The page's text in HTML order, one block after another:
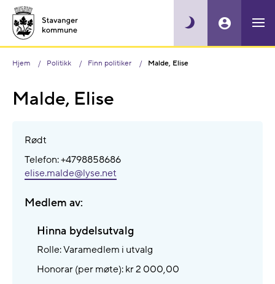
Hjem Politikk Finn politiker Malde, Elise
Malde, Elise
Rødt
Telefon: +4798858686
elise.malde@​lyse.net
Medlem av:
Hinna bydelsutvalg
Rolle: Varamedlem i utvalg
Honorar (per møte): kr 2 000,00